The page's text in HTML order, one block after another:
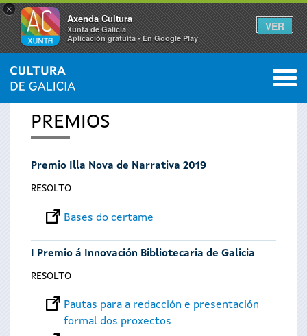
×
Axenda Cultura
Xunta de Galicia
Aplicación gratuíta - En Google Play
VER
Vostede
está
aquí
INICIO 0
PREMIOS
Premio Illa Nova de Narrativa 2019
RESOLTO
Bases do certame
I Premio á Innovación Bibliotecaria de Galicia
RESOLTO
Pautas para a redacción e presentación
formal dos proxectos